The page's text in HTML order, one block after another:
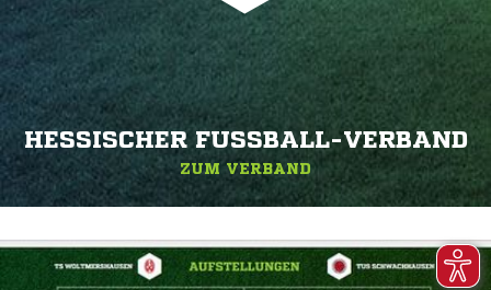
HESSISCHER FUSSBALL-VERBAND
ZUM VERBAND